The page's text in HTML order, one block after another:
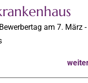
am 7. März -